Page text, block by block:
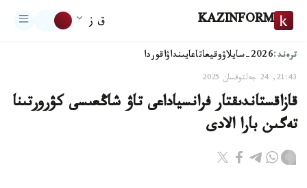
KAZINFORM ق ز
ترەند:2026-سايلاۋ وقيعاتاعايىنداۋاقوردا
21:43, 24 جەلتوقسان 2025
قازاقستاندىقتار فرانسياداعى تاۋ شاڭعىسى كۋرورتىنا
تەگىن بارا الادى